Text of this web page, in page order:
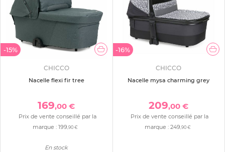
-15%
CHICCO
Nacelle flexi fir tree
169,00 €
Prix de vente conseillé par la
marque :199,90 €
En stock
-16%
CHICCO
Nacelle mysa charming grey
209,00 €
Prix de vente conseillé par la
marque : 249,90 €